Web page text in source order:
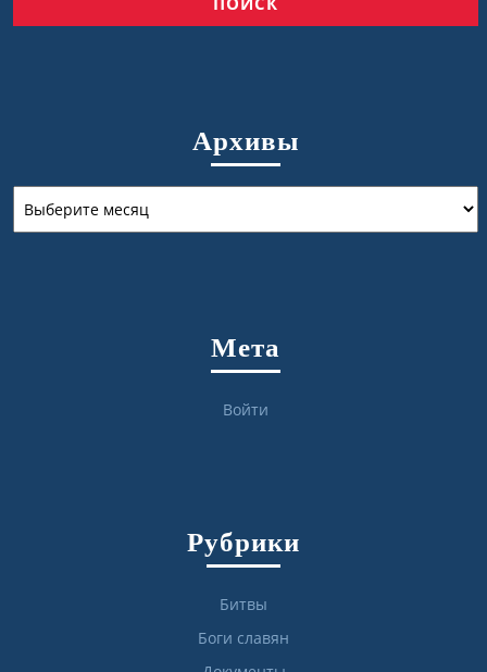
Архивы
Мета
Войти
Рубрики
Битвы
Боги славян